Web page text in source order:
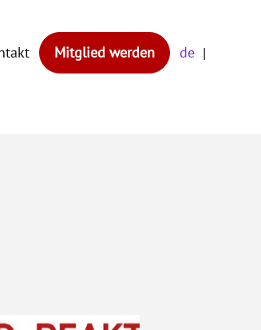
Mitglied werden
de